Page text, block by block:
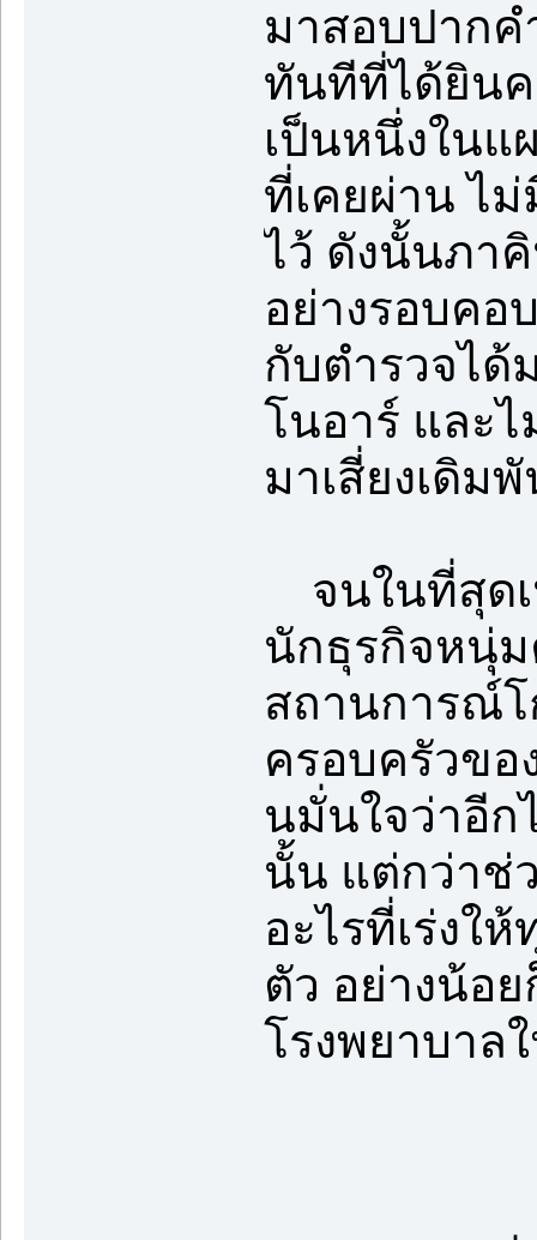
มาสอบปากค
ทันทีที่ได้ยิน
เป็นหนึ่งในแ
ที่เคยผ่าน ไ
ไว้ ดังนั้นภา
อย่างรอบคอ
กับตำรวจได้
โนอาร์ และ
มาเสี่ยงเดิม
จนในที่สุดเ
นักธุรกิจหนุ่ม
สถานการณ์โ
ครอบครัวข
นมั่นใจว่าอีก
นั้น แต่กว่าช่
อะไรที่เร่งใ
ตัว อย่างน้อ
โรงพยาบาล